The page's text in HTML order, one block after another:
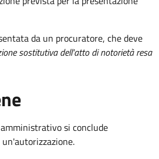
da un procuratore, che deve
sostitutiva dell'atto di notorietà resa
si conclude